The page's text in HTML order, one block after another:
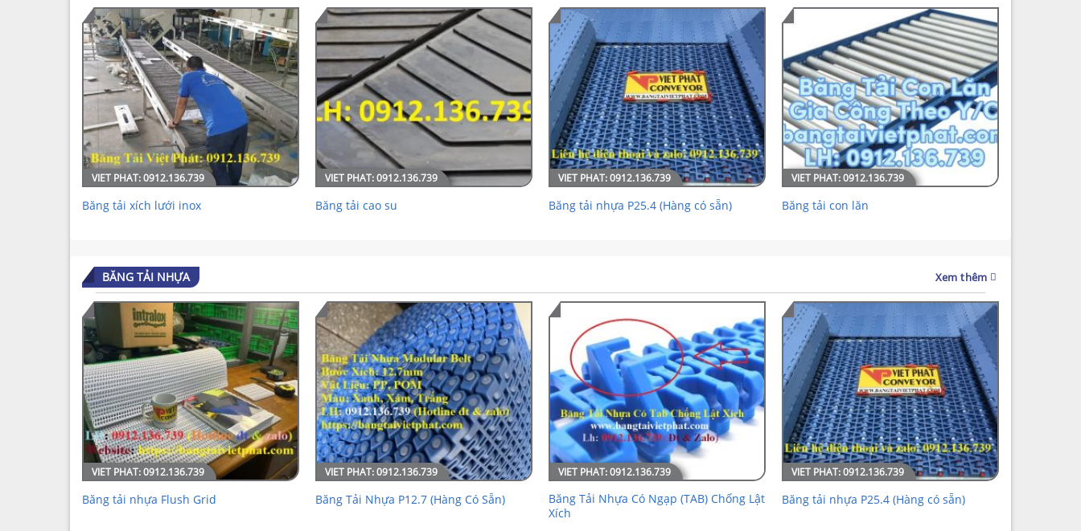
Băng tải xích lưới inox Băng tải cao su Băng tải nhựa P25.4 (Hàng có sẵn) Băng tải con lăn
BĂNG TẢI NHỰA Xem thêm
Băng tải nhựa Flush Grid Băng Tải Nhựa P12.7 (Hàng Có Sẵn)
Băng Tải Nhựa Có Ngạp (TAB) Chống Lật
Xích
Băng tải nhựa P25.4 (Hàng có sẵn)